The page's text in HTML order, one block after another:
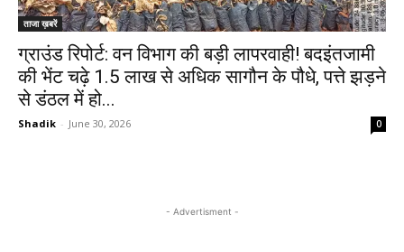
ताजा ख़बरें
ग्राउंड रिपोर्ट: वन विभाग की बड़ी लापरवाही! बदइंतजामी
की भेंट चढ़े 1.5 लाख से अधिक सागौन के पौधे, पत्ते झड़ने
से डंठल में हो...
Shadik - June 30, 2026 0
- Advertisment -